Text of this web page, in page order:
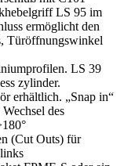
LS 95 im
ermöglicht den
Türöffnungswinkel
LS 39
zylinder.
erhältlich. „Snap in“
des
(Cut Outs) für